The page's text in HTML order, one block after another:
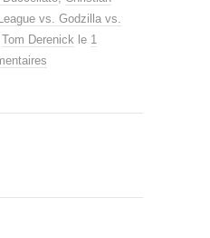
vs. Godzilla vs.
Tom Derenick le 1